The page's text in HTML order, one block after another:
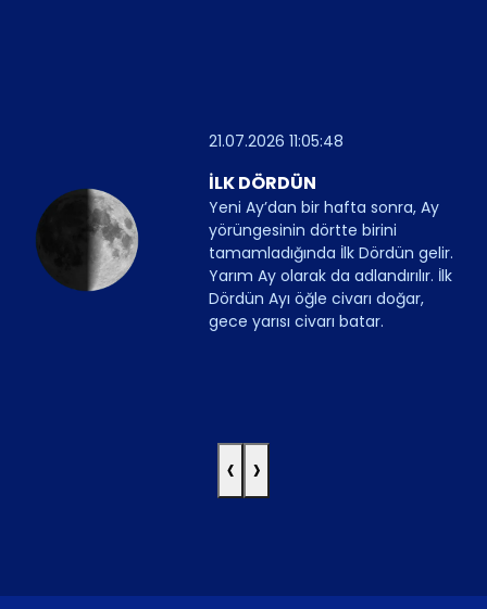
21.07.2026 11:05:48
İLK DÖRDÜN
Yeni Ay’dan bir hafta sonra, Ay
yörüngesinin dörtte birini
tamamladığında İlk Dördün gelir.
Yarım Ay olarak da adlandırılır. İlk
Dördün Ayı öğle civarı doğar,
gece yarısı civarı batar.
‹ ›